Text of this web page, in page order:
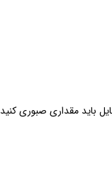
باید مقداری صبوری کنید